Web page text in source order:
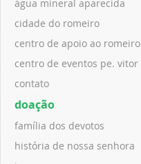
água mineral aparecida
cidade do romeiro
centro de apoio ao romeiro
centro de eventos pe. vitor
contato
doação
família dos devotos
história de nossa senhora